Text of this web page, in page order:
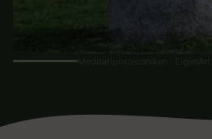
Meditationstechniken ·